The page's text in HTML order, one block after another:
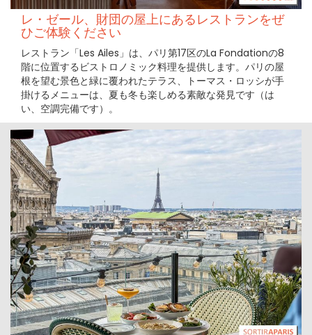
レ・ゼール、財団の屋上にあるレストランをぜ
ひご体験ください
レストラン「Les Ailes」は、パリ第17区のLa Fondationの8
階に位置するビストロノミック料理を提供します。パリの屋
根を望む景色と緑に覆われたテラス、トーマス・ロッシが手
掛けるメニューは、夏も冬も楽しめる素敵な発見です（は
い、空調完備です）。